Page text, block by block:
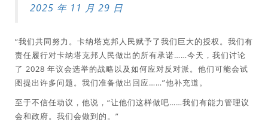
2025 年 11 月 29 日
“我们共同努力。卡纳塔克邦人民赋予了我们巨大的授权。我们有
责任履行对卡纳塔克邦人民做出的所有承诺……今天，我们讨论
了 2028 年议会选举的战略以及如何应对反对派。他们可能会试
图提出许多问题。我们准备做出回应……”他补充道。
至于不信任动议，他说，“让他们这样做吧……我们有能力管理议
会和政府。我们会做到的。”